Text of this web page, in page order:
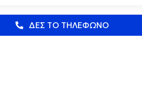
ΔΕΣ ΤΟ ΤΗΛΕΦΩΝΟ